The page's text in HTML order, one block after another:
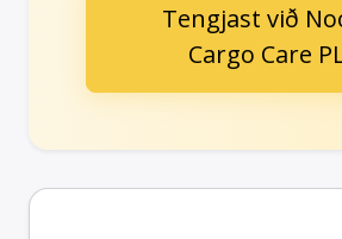
Tengjast við
Cargo Care